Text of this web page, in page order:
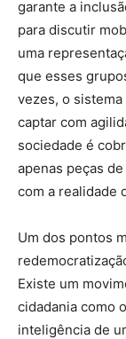
garante a
para discutir
uma
que esses
vezes, o
captar com
sociedade é
apenas peças
com a realidade
Um dos pontos
Existe um
cidadania como
inteligência de